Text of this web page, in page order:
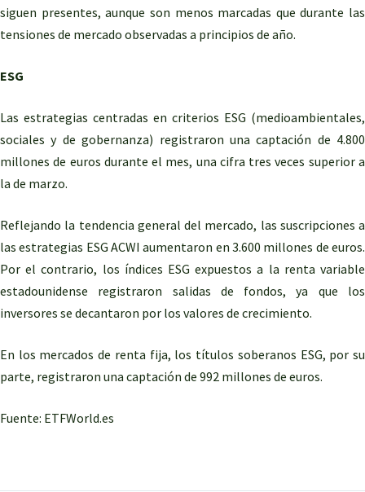
siguen presentes, aunque son menos marcadas que durante las
tensiones de mercado observadas a principios de año.
ESG
Las estrategias centradas en criterios ESG (medioambientales,
sociales y de gobernanza) registraron una captación de 4.800
millones de euros durante el mes, una cifra tres veces superior a
la de marzo.
Reflejando la tendencia general del mercado, las suscripciones a
las estrategias ESG ACWI aumentaron en 3.600 millones de euros.
Por el contrario, los índices ESG expuestos a la renta variable
estadounidense registraron salidas de fondos, ya que los
inversores se decantaron por los valores de crecimiento.
En los mercados de renta fija, los títulos soberanos ESG, por su
parte, registraron una captación de 992 millones de euros.
Fuente: ETFWorld.es